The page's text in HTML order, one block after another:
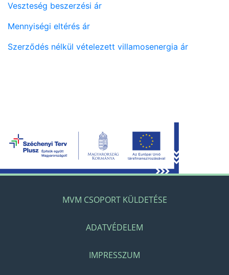
Veszteség beszerzési ár
Mennyiségi eltérés ár
Szerződés nélkül vételezett villamosenergia ár
MVM CSOPORT KÜLDETÉSE
ADATVÉDELEM
IMPRESSZUM